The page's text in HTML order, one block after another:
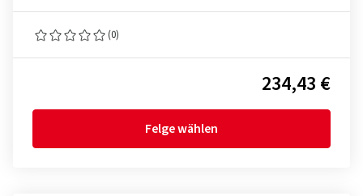
(0)
234,43 €
Felge wählen